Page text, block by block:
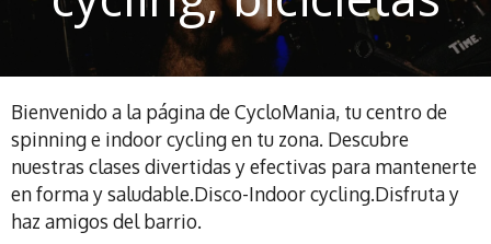
Bienvenido a la página de CycloMania, tu centro de
spinning e indoor cycling en tu zona. Descubre
nuestras clases divertidas y efectivas para mantenerte
en forma y saludable.Disco-Indoor cycling.Disfruta y
haz amigos del barrio.